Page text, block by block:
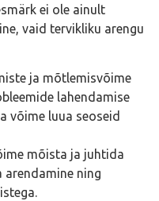
ei ole ainult
vaid tervikliku arengu
ja mõtlemisvõime
lahendamise
võime luua seoseid
mõista ja juhtida
ning